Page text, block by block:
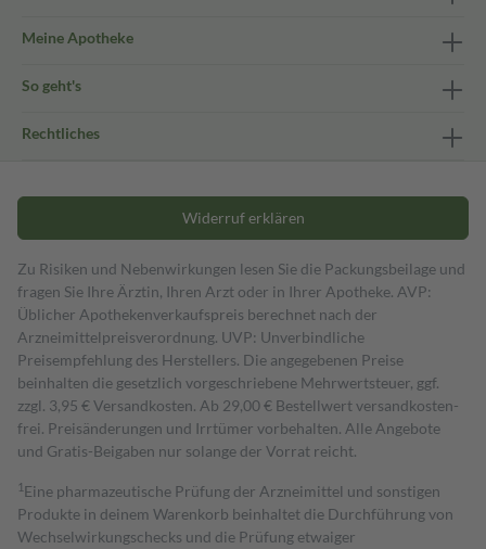
Meine Apotheke
So geht's
Rechtliches
Widerruf erklären
Zu Risiken und Nebenwirkungen lesen Sie die Packungsbeilage und
fragen Sie Ihre Ärztin, Ihren Arzt oder in Ihrer Apotheke. AVP:
Üblicher Apothekenverkaufspreis berechnet nach der
Arzneimittelpreisverordnung. UVP: Unverbindliche
Preisempfehlung des Herstellers. Die angegebenen Preise
beinhalten die gesetzlich vorgeschriebene Mehrwertsteuer, ggf.
zzgl. 3,95 € Versandkosten. Ab 29,00 € Bestell­wert versand­kosten­
frei. Preisänderungen und Irrtümer vorbehalten. Alle Angebote
und Gratis-Beigaben nur solange der Vorrat reicht.
1 Eine pharmazeutische Prüfung der Arzneimittel und sonstigen
Produkte in deinem Warenkorb beinhaltet die Durchführung von
Wechselwirkungschecks und die Prüfung etwaiger